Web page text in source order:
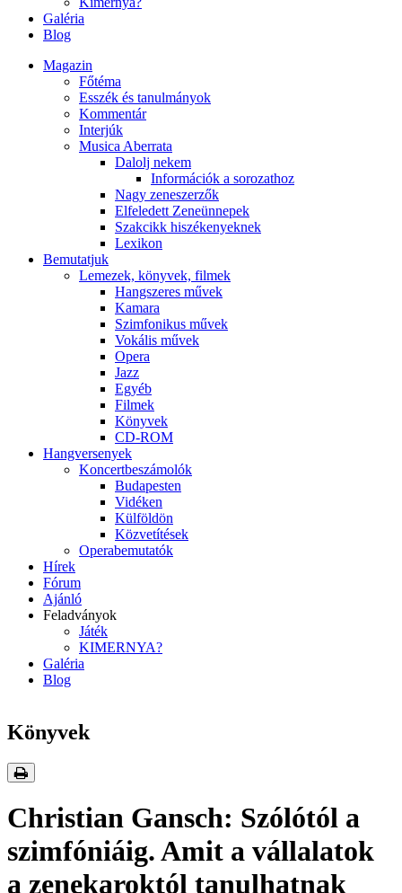
Galéria
Blog
Magazin
Főtéma
Esszék és tanulmányok
Kommentár
Interjúk
Musica Aberrata
Dalolj nekem
Információk a sorozathoz
Nagy zeneszerzők
Elfeledett Zeneünnepek
Szakcikk hiszékenyeknek
Lexikon
Bemutatjuk
Lemezek, könyvek, filmek
Hangszeres művek
Kamara
Szimfonikus művek
Vokális művek
Opera
Jazz
Egyéb
Filmek
Könyvek
CD-ROM
Hangversenyek
Koncertbeszámolók
Budapesten
Vidéken
Külföldön
Közvetítések
Operabemutatók
Hírek
Fórum
Ajánló
Feladványok
Játék
KIMERNYA?
Galéria
Blog
Könyvek
Christian Gansch: Szólótól a
szimfóniáig. Amit a vállalatok
a zenekaroktól tanulhatnak